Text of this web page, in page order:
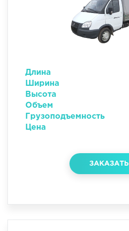
Длина
Ширина
Высота
Объем
Грузоподъемность
Цена
ЗАКАЗАТЬ